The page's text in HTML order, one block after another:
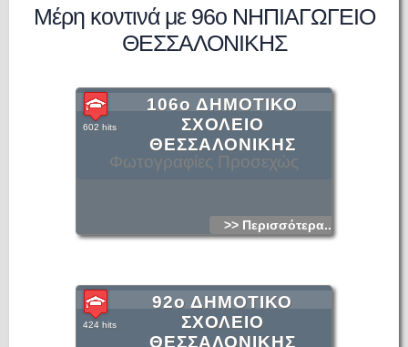
Μέρη κοντινά με 96ο ΝΗΠΙΑΓΩΓΕΙΟ
ΘΕΣΣΑΛΟΝΙΚΗΣ
Φωτογραφίες Προσεχώς
106ο ΔΗΜΟΤΙΚΟ
ΣΧΟΛΕΙΟ
ΘΕΣΣΑΛΟΝΙΚΗΣ
602 hits
>> Περισσότερα...
92ο ΔΗΜΟΤΙΚΟ
ΣΧΟΛΕΙΟ
ΘΕΣΣΑΛΟΝΙΚΗΣ
424 hits